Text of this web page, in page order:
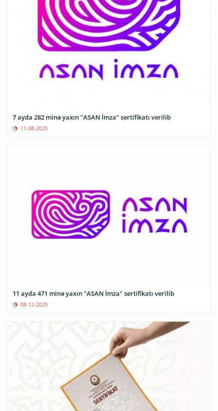
7 ayda 282 minə yaxın "ASAN İmza" sertifikatı verilib
11-08-2025
11 ayda 471 minə yaxın "ASAN İmza" sertifikatı verilib
08-12-2025